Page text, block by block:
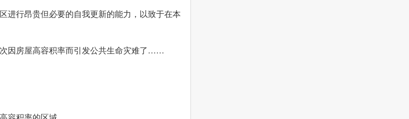
行昂贵但必要的自我更新的能力，以致于在本
房屋高容积率而引发公共生命灾难了……